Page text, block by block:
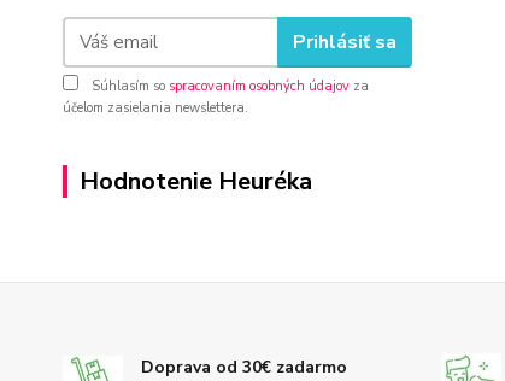
Prihlásiť sa
Súhlasím so spracovaním osobných údajov za
účelom zasielania newslettera.
Hodnotenie Heuréka
Doprava od 30€ zadarmo